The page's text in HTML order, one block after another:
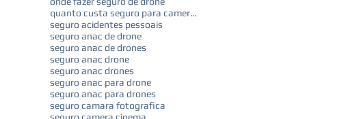
quanto custa seguro para camera fotografica
seguro acidentes pessoais
seguro anac de drone
seguro anac de drones
seguro anac drone
seguro anac drones
seguro anac para drone
seguro anac para drones
seguro camara fotografica
seguro camera cinema